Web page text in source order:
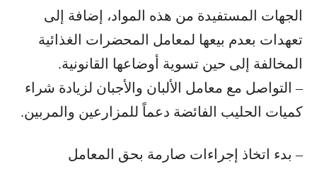
الجهات المستفيدة من هذه المواد، إضافة إلى
تعهدات بعدم بيعها لمعامل المحضرات الغذائية
المخالفة إلى حين تسوية أوضاعها القانونية.
– التواصل مع معامل الألبان والأجبان لزيادة شراء
كميات الحليب الفائضة دعماً للمزارعين والمربين.
– بدء اتخاذ إجراءات صارمة بحق المعامل